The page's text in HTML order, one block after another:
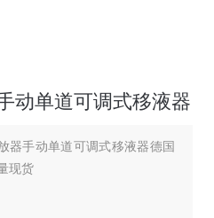
动单道可调式移液器
器手动单道可调式移液器德国
量现货